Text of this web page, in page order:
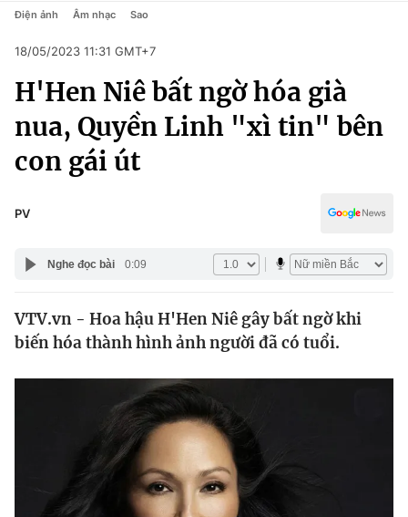
Chuyên mục
Chính trị
Xã hội
Pháp luật
Y tế
Thế giới
Thế giới đó đây
Câu chuyện quốc tế
Kinh tế
Góc doanh nghiệp
Dữ liệu và đời sống
Truyền hình
Chính trị
Pháp luật
Kinh tế
Thể thao
Truyền hình
Văn hóa - Giải trí
Y tế
Điện ảnh Âm nhạc Sao
18/05/2023 11:31 GMT+7
H'Hen Niê bất ngờ hóa già
nua, Quyền Linh "xì tin" bên
con gái út
PV
Nghe đọc bài 0:09
VTV.vn - Hoa hậu H'Hen Niê gây bất ngờ khi
biến hóa thành hình ảnh người đã có tuổi.